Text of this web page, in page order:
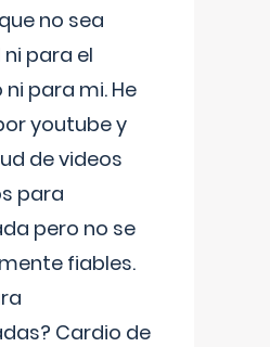
no sea
para el
para mi. He
youtube y
de videos
para
pero no se
fiables.
Cardio de